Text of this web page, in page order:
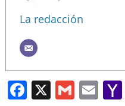
La redacción
F X G E